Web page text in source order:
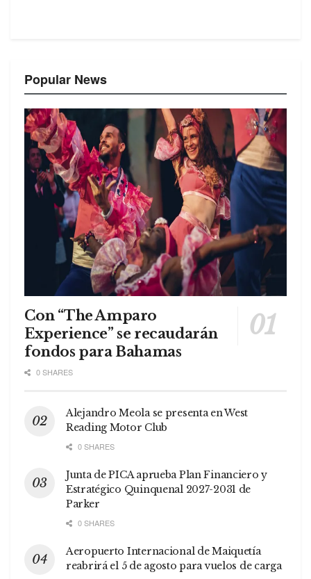
Popular News
Con “The Amparo
Experience” se recaudarán
fondos para Bahamas
0 SHARES
Alejandro Meola se presenta en West
Reading Motor Club
0 SHARES
Junta de PICA aprueba Plan Financiero y
Estratégico Quinquenal 2027-2031 de
Parker
0 SHARES
Aeropuerto Internacional de Maiquetía
reabrirá el 5 de agosto para vuelos de carga